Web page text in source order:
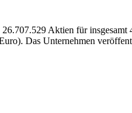
Aktien für insgesamt
Das Unternehmen